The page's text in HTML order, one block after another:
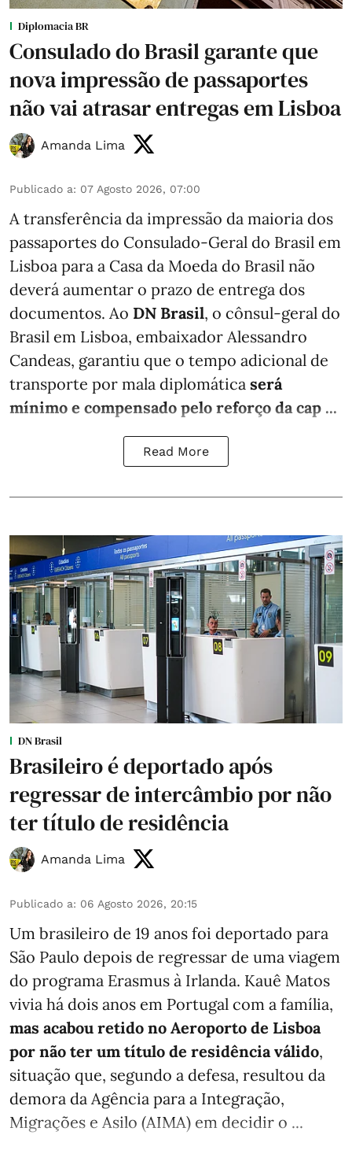
Diplomacia BR
Consulado do Brasil garante que
nova impressão de passaportes
não vai atrasar entregas em Lisboa
Amanda Lima
Publicado a: 07 Agosto 2026, 07:00
A transferência da impressão da maioria dos
passaportes do Consulado-Geral do Brasil em
Lisboa para a Casa da Moeda do Brasil não
deverá aumentar o prazo de entrega dos
documentos. Ao DN Brasil, o cônsul-geral do
Brasil em Lisboa, embaixador Alessandro
Candeas, garantiu que o tempo adicional de
transporte por mala diplomática será
mínimo e compensado pelo reforço da cap ...
Read More
DN Brasil
Brasileiro é deportado após
regressar de intercâmbio por não
ter título de residência
Amanda Lima
Publicado a: 06 Agosto 2026, 20:15
Um brasileiro de 19 anos foi deportado para
São Paulo depois de regressar de uma viagem
do programa Erasmus à Irlanda. Kauê Matos
vivia há dois anos em Portugal com a família,
mas acabou retido no Aeroporto de Lisboa
por não ter um título de residência válido,
situação que, segundo a defesa, resultou da
demora da Agência para a Integração,
Migrações e Asilo (AIMA) em decidir o ...